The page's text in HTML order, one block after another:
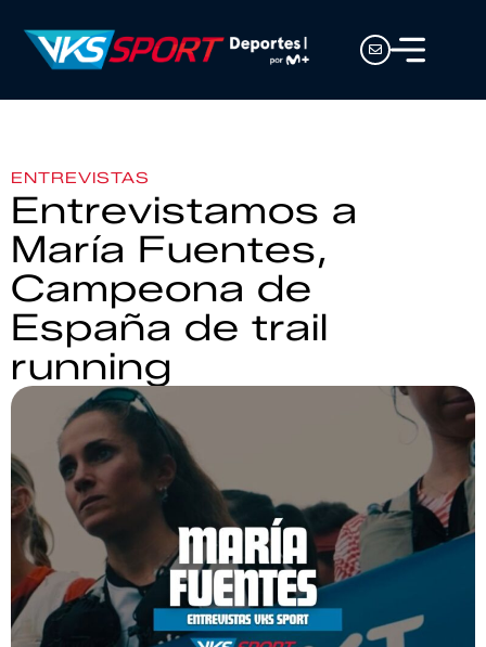
ENTREVISTAS
Entrevistamos a
María Fuentes,
Campeona de
España de trail
running